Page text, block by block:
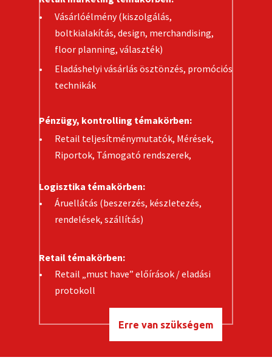
Erre van szükségem
Vásárlóélmény (kiszolgálás,
boltkialakítás, design, merchandising,
floor planning, választék)
Eladáshelyi vásárlás ösztönzés, promóciós
technikák
Pénzügy, kontrolling témakörben:
Retail teljesítménymutatók, Mérések,
Riportok, Támogató rendszerek,
Logisztika témakörben:
Áruellátás (beszerzés, készletezés,
rendelések, szállítás)
Retail témakörben:
Retail „must have” előírások / eladási
protokoll